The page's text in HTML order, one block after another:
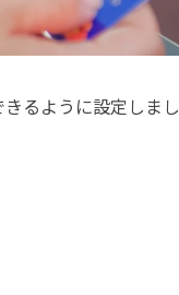
るように設定しまし